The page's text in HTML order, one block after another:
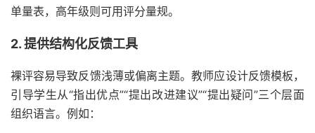
单量表，高年级则可用评分量规。
2. 提供结构化反馈工具
裸评容易导致反馈浅薄或偏离主题。教师应设计反馈模板，
引导学生从“指出优点”“提出改进建议”“提出疑问”三个层面
组织语言。例如：